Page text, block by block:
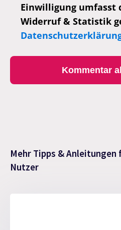
Einwilligung umfasst
Widerruf & Statistik
Mehr Tipps & Anleitungen
Nutzer